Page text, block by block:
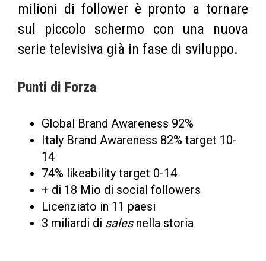
milioni di follower è pronto a tornare
sul piccolo schermo con una nuova
serie televisiva già in fase di sviluppo.
Punti di Forza
Global Brand Awareness 92%
Italy Brand Awareness 82% target 10-
14
74% likeability target 0-14
+ di 18 Mio di social followers
Licenziato in 11 paesi
3 miliardi di salesnella storia